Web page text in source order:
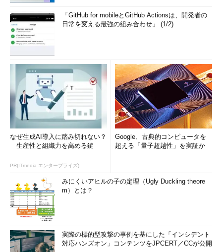
「GitHub for mobileとGitHub Actionsは、開発者の
日常を変える最強の組み合わせ」 (1/2)
なぜ生成AI導入に踏み切れない？
生産性と組織力を高める鍵
PR(ITmedia エンタープライズ)
Google、古典的コンピュータを
超える「量子超越性」を実証か
みにくいアヒルの子の定理（Ugly Duckling theore
m）とは？
実際の標的型攻撃の事例を基にした「インシデント
対応ハンズオン」コンテンツをJPCERT／CCが公開